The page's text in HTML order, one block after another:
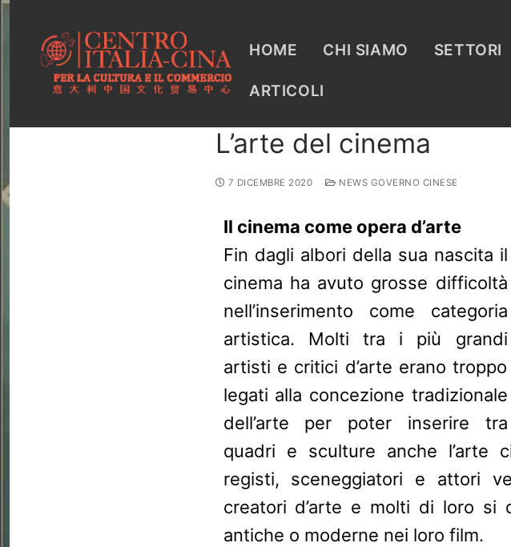
HOME CHI SIAMO SETTORI
ARTICOLI
L’arte del cinema
7 DICEMBRE 2020 NEWS GOVERNO CINESE
Il cinema come opera d’arte
Fin dagli albori della sua nascita il
cinema ha avuto grosse difficoltà
nell’inserimento come categoria
artistica. Molti tra i più grandi
artisti e critici d’arte erano troppo
legati alla concezione tradizionale
dell’arte per poter inserire tra
quadri e sculture anche l’arte
registi, sceneggiatori e attori
creatori d’arte e molti di loro si
antiche o moderne nei loro film.